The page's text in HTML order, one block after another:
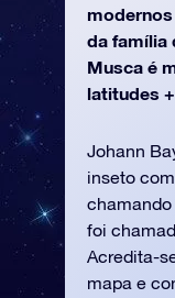
da família
Musca é
latitudes
Johann
inseto
chamando
foi
Acredita-
mapa e